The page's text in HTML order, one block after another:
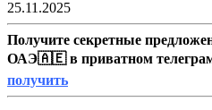
25.11.2025
Получите секретные
ОАЭ🇦🇪 в приватном
получить